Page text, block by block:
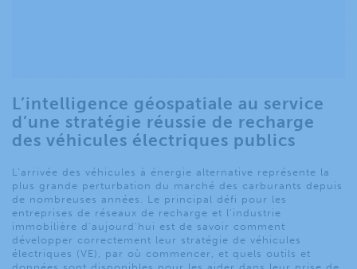
L’intelligence géospatiale au service
d’une stratégie réussie de recharge
des véhicules électriques publics
L’arrivée des véhicules à énergie alternative représente la
plus grande perturbation du marché des carburants depuis
de nombreuses années. Le principal défi pour les
entreprises de réseaux de recharge et l’industrie
immobilière d’aujourd’hui est de savoir comment
développer correctement leur stratégie de véhicules
électriques (VE), par où commencer, et quels outils et